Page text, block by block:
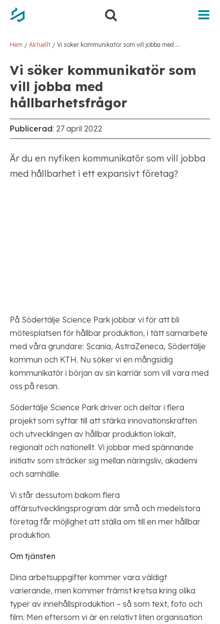
Hoppa
Hoppa
Hem / Aktuellt / Vi söker kommunikatör som vill jobba med hållbarhetsfrågor
Vi söker kommunikatör som
vill jobba med
hållbarhetsfrågor
Publicerad: 27 april 2022
Är du en nyfiken kommunikatör som vill jobba
med hållbarhet i ett expansivt företag?
På Södertälje Science Park jobbar vi för att bli
mötesplatsen för hållbar produktion, i tätt samarbete
med våra grundare: Scania, AstraZeneca, Södertälje
kommun och KTH. Nu söker vi en mångsidig
kommunikatör i början av sin karriär som vill vara med
oss på resan.
Södertälje Science Park driver och deltar i flera
projekt som syftar till att stärka innovationskraften
och utvecklingen av hållbar produktion lokalt,
regionalt och nationellt. Vi jobbar med spännande
initiativ som sträcker sig mellan näringsliv, akademi
och samhälle.
Vi står dessutom bakom flera
affärsutvecklingsprogram där små och medelstora
företag får möjlighet att ställa om till en mer hållbar
produktion.
Om tjänsten
Dina arbetsuppgifter kommer vara väldigt
varierande, men kommer främst kretsa kring olika
typer av innehållsproduktion – så som text, foto och
film. Men eftersom vi är en relativt liten organisation